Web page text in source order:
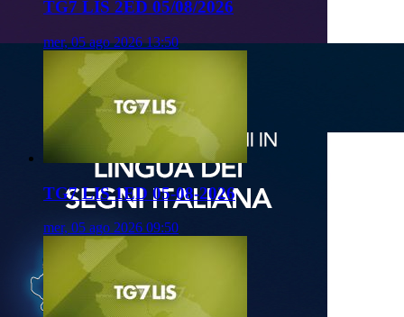
TG7 LIS 2ED 05/08/2026
mer, 05 ago 2026 13:50
TG7 LIS 1ED 05-08-2026
mer, 05 ago 2026 09:50